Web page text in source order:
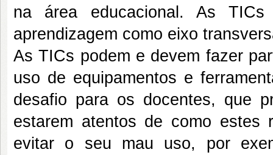
na área educacional. As
aprendizagem como eixo
As TICs podem e devem fazer
uso de equipamentos e
desafio para os docentes, que
estarem atentos de como estes
evitar o seu mau uso, por